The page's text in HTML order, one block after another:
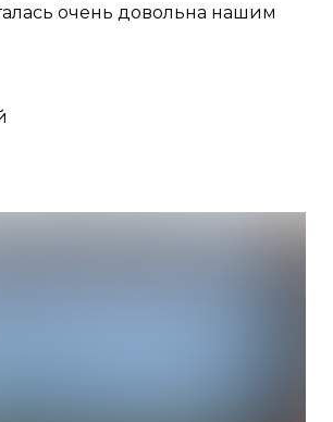
очень довольна нашим